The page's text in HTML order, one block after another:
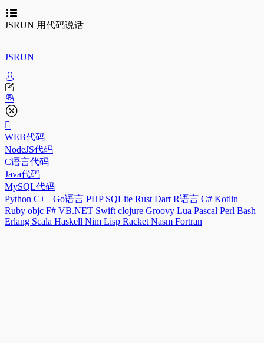
JSRUN 用代码说话
JSRUN
WEB代码
NodeJS代码
C语言代码
Java代码
MySQL代码
Python C++ Go语言 PHP SQLite Rust Dart R语言 C# Kotlin
Ruby objc F# VB.NET Swift clojure Groovy Lua Pascal Perl Bash
Erlang Scala Haskell Nim Lisp Racket Nasm Fortran